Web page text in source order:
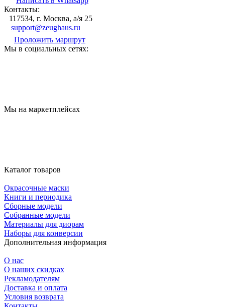
Контакты:
117534, г. Москва, а/я 25
support@zeughaus.ru
Проложить маршрут
Мы в социальных сетях:
Мы на маркетплейсах
Каталог товаров
Окрасочные маски
Книги и периодика
Сборные модели
Собранные модели
Материалы для диорам
Наборы для конверсии
Дополнительная информация
О нас
О наших скидках
Рекламодателям
Доставка и оплата
Условия возврата